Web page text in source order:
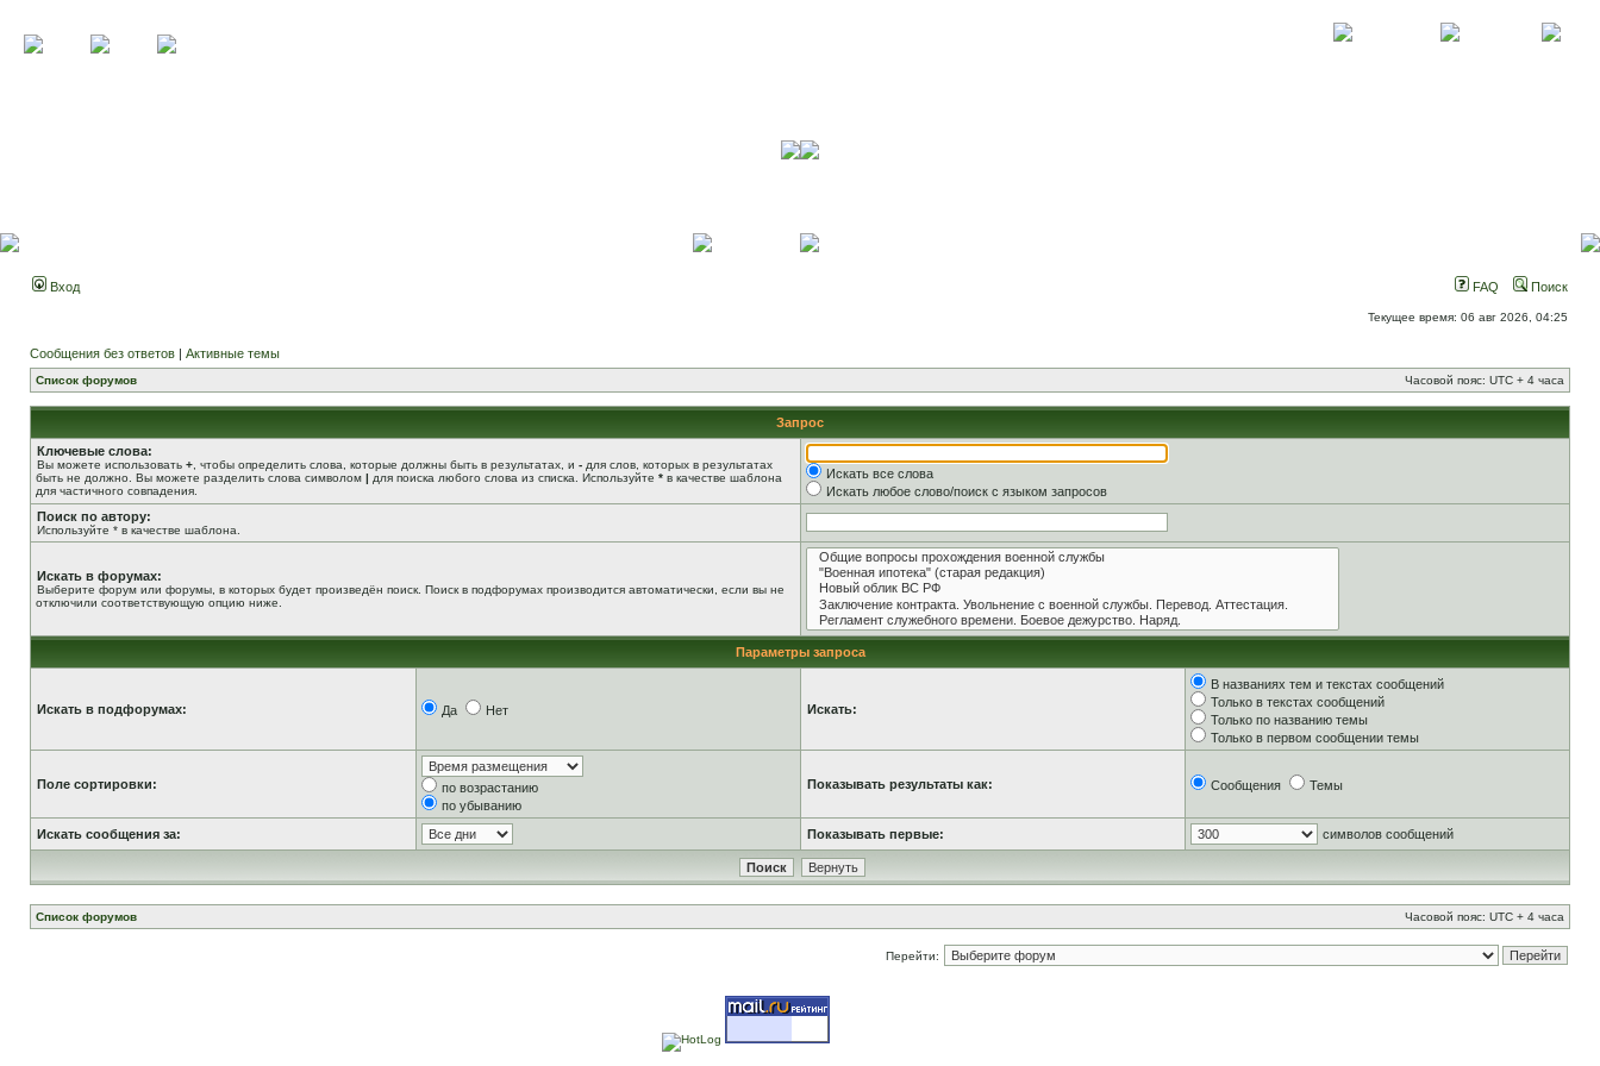
Вход FAQ Поиск
Текущее время: 06 авг 2026, 04:25
Сообщения без ответов | Активные темы
Список форумов Часовой пояс: UTC + 4 часа
Запрос
Ключевые слова:
Вы можете использовать + , чтобы определить слова, которые должны быть в результатах, и - для слов, которых в результатах
быть не должно. Вы можете разделить слова символом | для поиска любого слова из списка. Используйте * в качестве шаблона
для частичного совпадения.
Искать все слова
Искать любое слово/поиск с языком запросов
Поиск по автору:
Используйте * в качестве шаблона.
Искать в форумах:
Выберите форум или форумы, в которых будет произведён поиск. Поиск в подфорумах производится автоматически, если вы не
отключили соответствующую опцию ниже.
Параметры запроса
Искать в подфорумах: Да Нет Искать:
В названиях тем и текстах сообщений
Только в текстах сообщений
Только по названию темы
Только в первом сообщении темы
Поле сортировки:
по возрастанию
по убыванию
Показывать результаты как: Сообщения Темы
Искать сообщения за: Показывать первые: символов сообщений
Список форумов Часовой пояс: UTC + 4 часа
Перейти: